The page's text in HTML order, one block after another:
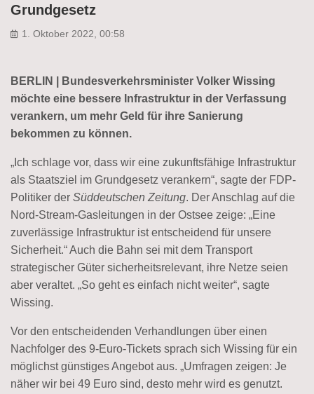
Grundgesetz
1. Oktober 2022, 00:58
BERLIN | Bundesverkehrsminister Volker Wissing
möchte eine bessere Infrastruktur in der Verfassung
verankern, um mehr Geld für ihre Sanierung
bekommen zu können.
„Ich schlage vor, dass wir eine zukunftsfähige Infrastruktur
als Staatsziel im Grundgesetz verankern“, sagte der FDP-
Politiker der Süddeutschen Zeitung. Der Anschlag auf die
Nord-Stream-Gasleitungen in der Ostsee zeige: „Eine
zuverlässige Infrastruktur ist entscheidend für unsere
Sicherheit.“ Auch die Bahn sei mit dem Transport
strategischer Güter sicherheitsrelevant, ihre Netze seien
aber veraltet. „So geht es einfach nicht weiter“, sagte
Wissing.
Vor den entscheidenden Verhandlungen über einen
Nachfolger des 9-Euro-Tickets sprach sich Wissing für ein
möglichst günstiges Angebot aus. „Umfragen zeigen: Je
näher wir bei 49 Euro sind, desto mehr wird es genutzt.